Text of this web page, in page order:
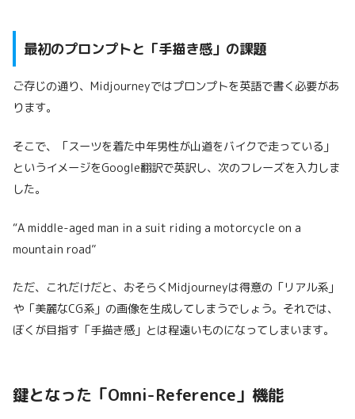
最初のプロンプトと「手描き感」の課題
ご存じの通り、Midjourneyではプロンプトを英語で書く必要があ
ります。
そこで、「スーツを着た中年男性が山道をバイクで走っている」
というイメージをGoogle翻訳で英訳し、次のフレーズを入力しま
した。
“A middle-aged man in a suit riding a motorcycle on a
mountain road”
ただ、これだけだと、おそらくMidjourneyは得意の「リアル系」
や「美麗なCG系」の画像を生成してしまうでしょう。それでは、
ぼくが目指す「手描き感」とは程遠いものになってしまいます。
鍵となった「Omni-Reference」機能